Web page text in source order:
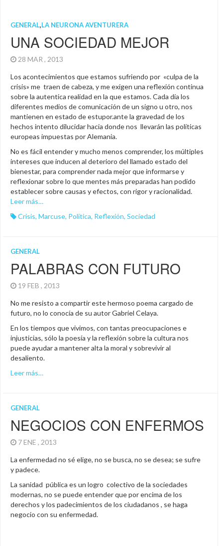
GENERAL,LA NEURONA AVENTURERA
UNA SOCIEDAD MEJOR
28 MAR , 2013
Los acontecimientos que estamos sufriendo por «culpa de la
crisis» me traen de cabeza, y me exigen una reflexión continua
sobre la autentica realidad en la que estamos. Cada día los
diferentes medios de comunicación de un signo u otro, nos
mantienen en estado de estupor.ante la gravedad de los
hechos intento dilucidar hacia donde nos llevarán las políticas
europeas impuestas por Alemania.
No es fácil entender y mucho menos comprender, los múltiples
intereses que inducen al deterioro del llamado estado del
bienestar, para comprender nada mejor que informarse y
reflexionar sobre lo que mentes más preparadas han podido
establecer sobre causas y efectos, con rigor y racionalidad.
Leer más…
Crisis, Marcuse, Política, Reflexión, Sociedad
GENERAL
PALABRAS CON FUTURO
19 FEB , 2013
No me resisto a compartir este hermoso poema cargado de
futuro, no lo conocía de su autor Gabriel Celaya.
En los tiempos que vivimos, con tantas preocupaciones e
injusticias, sólo la poesía y la reflexión sobre la cultura nos
puede ayudar a mantener alta la moral y sobrevivir al
desaliento.
Leer más…
GENERAL
NEGOCIOS CON ENFERMOS
7 ENE , 2013
La enfermedad no sé elige, no se busca, no se desea; se sufre
y padece.
La sanidad pública es un logro colectivo de la sociedades
modernas, no se puede entender que por encima de los
derechos y los padecimientos de los ciudadanos , se haga
negocio con su enfermedad.